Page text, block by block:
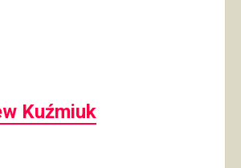
Kuźmiuk